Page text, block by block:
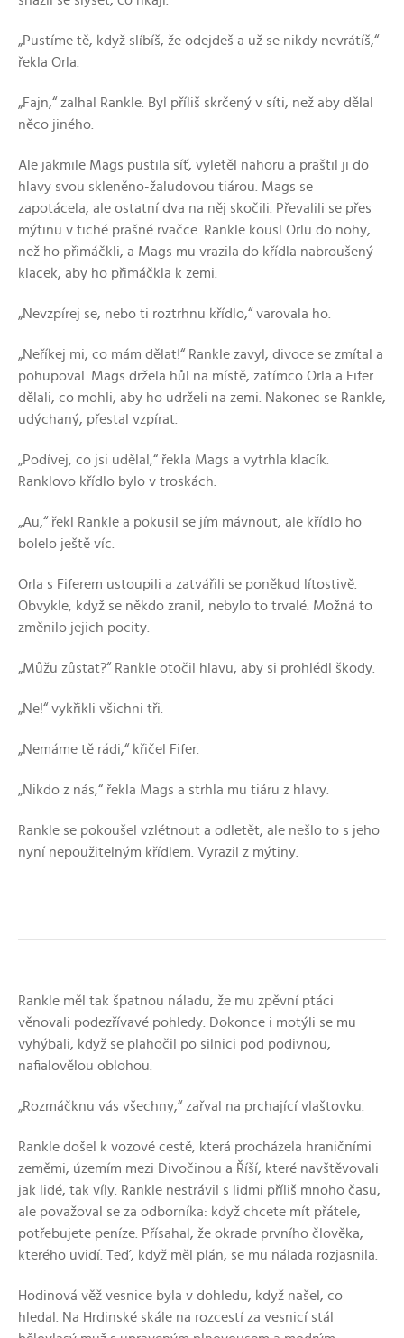
„Pustíme tě, když slíbíš, že odejdeš a už se nikdy nevrátíš,“
řekla Orla.
„Fajn,“ zalhal Rankle. Byl příliš skrčený v síti, než aby dělal
něco jiného.
Ale jakmile Mags pustila síť, vyletěl nahoru a praštil ji do
hlavy svou skleněno-žaludovou tiárou. Mags se
zapotácela, ale ostatní dva na něj skočili. Převalili se přes
mýtinu v tiché prašné rvačce. Rankle kousl Orlu do nohy,
než ho přimáčkli, a Mags mu vrazila do křídla nabroušený
klacek, aby ho přimáčkla k zemi.
„Nevzpírej se, nebo ti roztrhnu křídlo,“ varovala ho.
„Neříkej mi, co mám dělat!“ Rankle zavyl, divoce se zmítal a
pohupoval. Mags držela hůl na místě, zatímco Orla a Fifer
dělali, co mohli, aby ho udrželi na zemi. Nakonec se Rankle,
udýchaný, přestal vzpírat.
„Podívej, co jsi udělal,“ řekla Mags a vytrhla klacík.
Ranklovo křídlo bylo v troskách.
„Au,“ řekl Rankle a pokusil se jím mávnout, ale křídlo ho
bolelo ještě víc.
Orla s Fiferem ustoupili a zatvářili se poněkud lítostivě.
Obvykle, když se někdo zranil, nebylo to trvalé. Možná to
změnilo jejich pocity.
„Můžu zůstat?“ Rankle otočil hlavu, aby si prohlédl škody.
„Ne!“ vykřikli všichni tři.
„Nemáme tě rádi,“ křičel Fifer.
„Nikdo z nás,“ řekla Mags a strhla mu tiáru z hlavy.
Rankle se pokoušel vzlétnout a odletět, ale nešlo to s jeho
nyní nepoužitelným křídlem. Vyrazil z mýtiny.
Rankle měl tak špatnou náladu, že mu zpěvní ptáci
věnovali podezřívavé pohledy. Dokonce i motýli se mu
vyhýbali, když se plahočil po silnici pod podivnou,
nafialovělou oblohou.
„Rozmáčknu vás všechny,“ zařval na prchající vlaštovku.
Rankle došel k vozové cestě, která procházela hraničními
zeměmi, územím mezi Divočinou a Říší, které navštěvovali
jak lidé, tak víly. Rankle nestrávil s lidmi příliš mnoho času,
ale považoval se za odborníka: když chcete mít přátele,
potřebujete peníze. Přísahal, že okrade prvního člověka,
kterého uvidí. Teď, když měl plán, se mu nálada rozjasnila.
Hodinová věž vesnice byla v dohledu, když našel, co
hledal. Na Hrdinské skále na rozcestí za vesnicí stál